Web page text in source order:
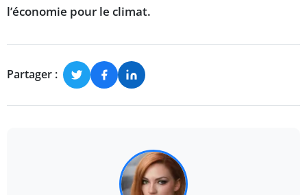
l’économie pour le climat.
Partager :